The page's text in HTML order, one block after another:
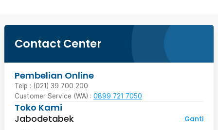
Contact Center
Pembelian Online
Telp : (021) 39 700 200
Customer Service (WA) : 0899 721 7050
Toko Kami
Jabodetabek
Ganti